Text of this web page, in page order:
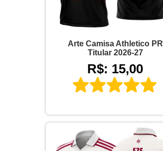
Arte Camisa Athletico PR
Titular 2026-27
R$: 15,00